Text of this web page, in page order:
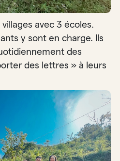
avec 3 écoles.
y sont en charge. Ils
des
des lettres » à leurs